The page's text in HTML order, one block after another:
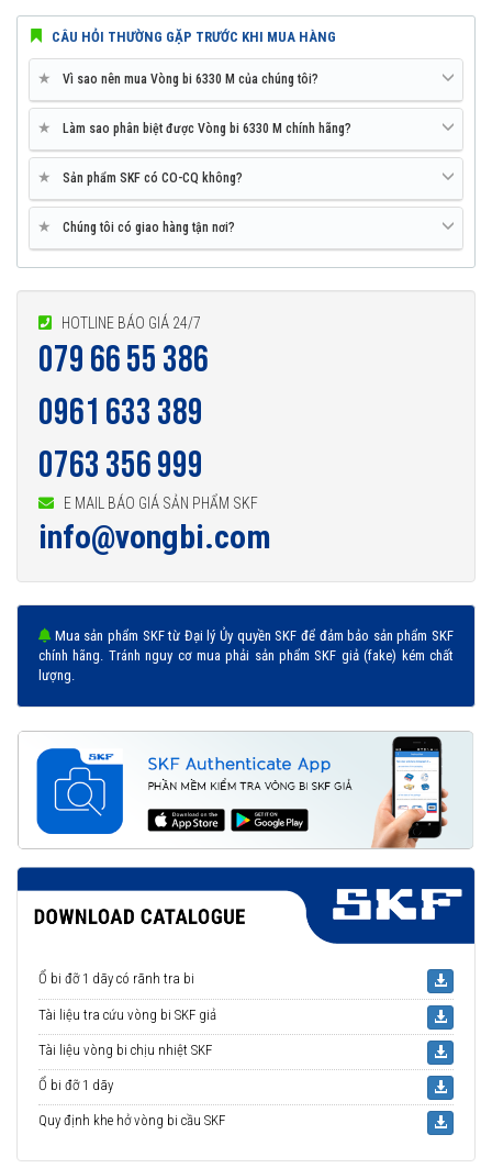
CÂU HỎI THƯỜNG GẶP TRƯỚC KHI MUA HÀNG
★ Vì sao nên mua Vòng bi 6330 M của chúng tôi?
★ Làm sao phân biệt được Vòng bi 6330 M chính hãng?
★ Sản phẩm SKF có CO-CQ không?
★ Chúng tôi có giao hàng tận nơi?
HOTLINE BÁO GIÁ 24/7
079 66 55 386
0961 633 389
0763 356 999
E MAIL BÁO GIÁ SẢN PHẨM SKF
info@vongbi.com
Mua sản phẩm SKF từ Đại lý Ủy quyền SKF để đảm bảo sản phẩm SKF
chính hãng. Tránh nguy cơ mua phải sản phẩm SKF giả (fake) kém chất
lượng.
Ổ bi đỡ 1 dãy có rãnh tra bi
Tài liệu tra cứu vòng bi SKF giả
Tài liệu vòng bi chịu nhiệt SKF
Ổ bi đỡ 1 dãy
Quy định khe hở vòng bi cầu SKF